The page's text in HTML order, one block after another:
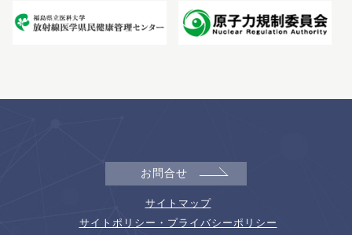
お問合せ
サイトマップ
サイトポリシー・プライバシーポリシー